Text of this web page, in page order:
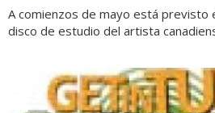
A comienzos de mayo está previsto
disco de estudio del artista